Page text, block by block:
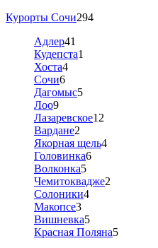
Курорты Сочи294
Адлер41
Кудепста1
Хоста4
Сочи6
Дагомыс5
Лоо9
Лазаревское12
Вардане2
Якорная щель4
Головинка6
Волконка5
Чемитоквадже2
Солоники4
Макопсе3
Вишневка5
Красная Поляна5